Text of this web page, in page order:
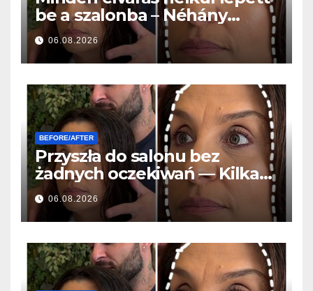
be a szalonba – Néhány
órával később mindenki
ugyanazt kérdezte
06.08.2026
BEFORE/AFTER
Przyszła do salonu bez
żadnych oczekiwań — Kilka
godzin później wszyscy
zadawali to samo pytanie
06.08.2026